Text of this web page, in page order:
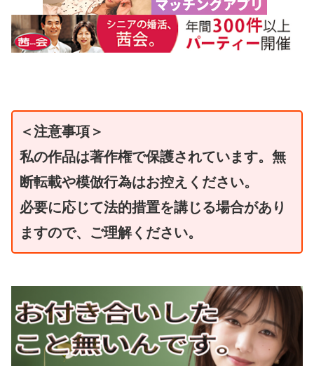
＜注意事項＞
私の作品は著作権で保護されています。無
断転載や模倣行為はお控えください。
必要に応じて法的措置を講じる場合があり
ますので、ご理解ください。